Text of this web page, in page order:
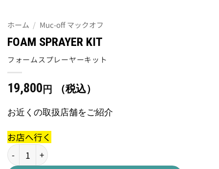
ホーム / Muc-off マックオフ
FOAM SPRAYER KIT
フォームスプレーヤーキット
19,800 円 （税込）
お近くの取扱店舗をご紹介
お店へ行く
FOAM SPRAYER KITフォームスプレーヤーキット個